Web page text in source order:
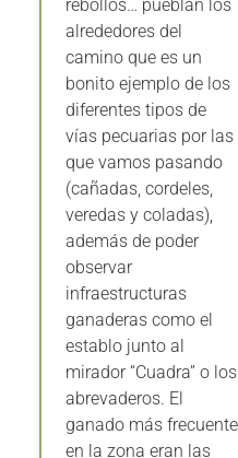
alrededores del
camino que es un
bonito ejemplo de los
diferentes tipos de
vías pecuarias por las
que vamos pasando
(cañadas, cordeles,
veredas y coladas),
además de poder
observar
infraestructuras
ganaderas como el
establo junto al
mirador “Cuadra” o los
abrevaderos. El
ganado más frecuente
en la zona eran las